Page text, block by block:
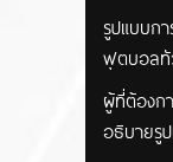
รูปแบบก
ฟุตบอลทั
ผู้ที่ต้องก
อธิบายรูป